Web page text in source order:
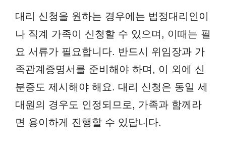
대리 신청을 원하는 경우에는 법정대리인이
나 직계 가족이 신청할 수 있으며, 이때는 필
요 서류가 필요합니다. 반드시 위임장과 가
족관계증명서를 준비해야 하며, 이 외에 신
분증도 제시해야 해요. 대리 신청은 동일 세
대원의 경우도 인정되므로, 가족과 함께라
면 용이하게 진행할 수 있답니다.